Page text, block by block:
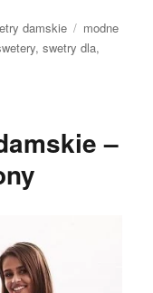
damskie Tagi
modne
,swetry dla,
–